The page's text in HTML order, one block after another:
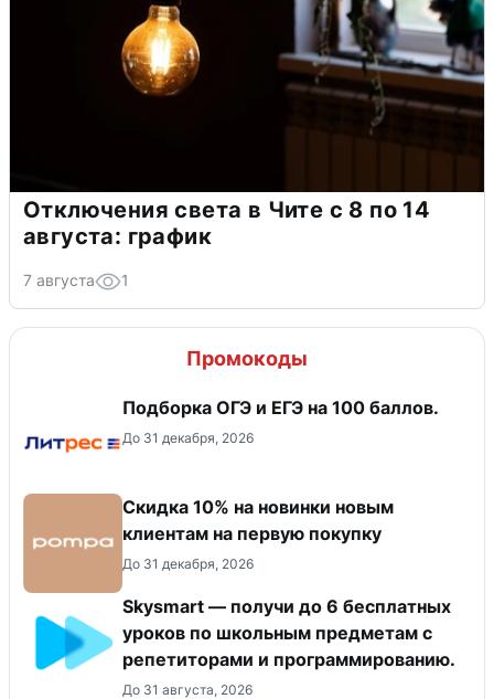
Отключения света в Чите с 8 по 14
августа: график
7 августа 1
Промокоды
Подборка ОГЭ и ЕГЭ на 100 баллов.
До 31 декабря, 2026
Скидка 10% на новинки новым
клиентам на первую покупку
До 31 декабря, 2026
Skysmart — получи до 6 бесплатных
уроков по школьным предметам с
репетиторами и программированию.
До 31 августа, 2026